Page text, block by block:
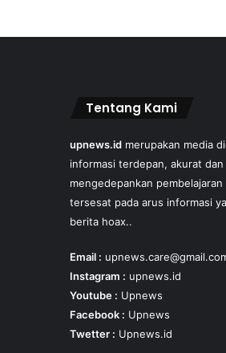
Tentang Kami
upnews.id merupakan media
informasi terdepan, akurat dan
mengedepankan
tersesat pada arus informasi
berita hoax..
Email :
Instagram : upnews.id
Youtube : Upnews
Facebook : Upnews
Twetter : Upnews.id